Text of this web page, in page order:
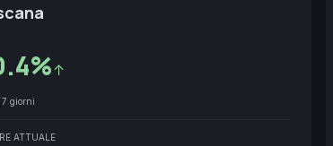
%↑
giorni
ATTUALE